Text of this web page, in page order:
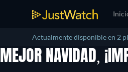
Actualmente disponible en 2
MEJOR NAVIDAD,